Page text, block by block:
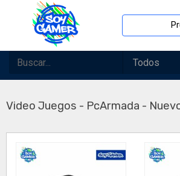
Video Juegos - PcArmada -